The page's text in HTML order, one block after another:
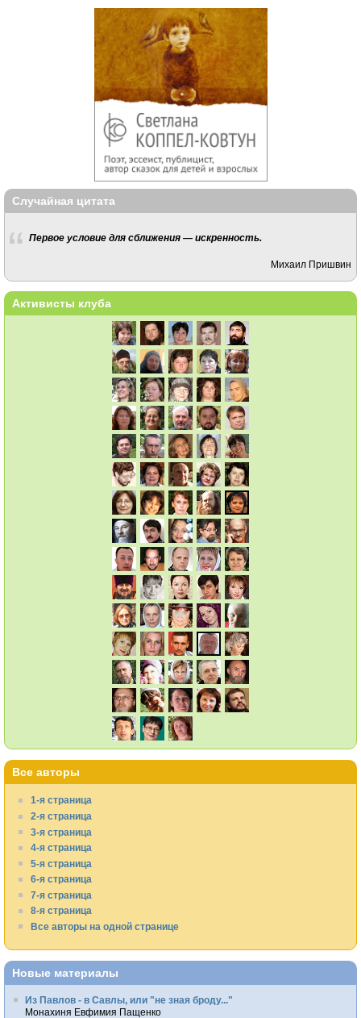
Случайная цитата
Первое условие для сближения — искренность.
Михаил Пришвин
Активисты клуба
Все авторы
1-я страница
2-я страница
3-я страница
4-я страница
5-я страница
6-я страница
7-я страница
8-я страница
Все авторы на одной странице
Новые материалы
Из Павлов - в Савлы, или "не зная броду..."
Монахиня Евфимия Пащенко